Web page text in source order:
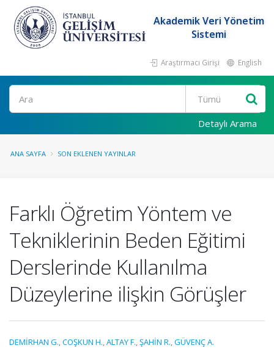
Akademik Veri Yönetim
Sistemi
Araştırmacı Girişi English
Ara
Detaylı Arama
ANA SAYFA SON EKLENEN YAYINLAR
Farklı Öğretim Yöntem ve
Tekniklerinin Beden Eğitimi
Derslerinde Kullanılma
Düzeylerine ilişkin Görüşler
DEMİRHAN G.,COŞKUN H.,ALTAY F.,ŞAHİN R.,GÜVENÇ A.